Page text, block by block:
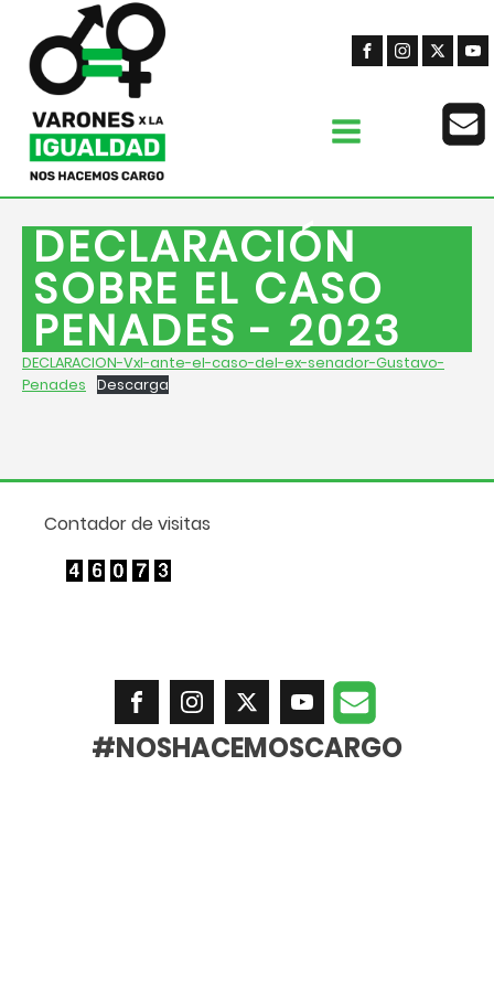
DECLARACIÓN
SOBRE EL CASO
PENADES - 2023
DECLARACION-VxI-ante-el-caso-del-ex-senador-Gustavo-
Penades
Descarga
Contador de visitas
#NOSHACEMOSCARGO